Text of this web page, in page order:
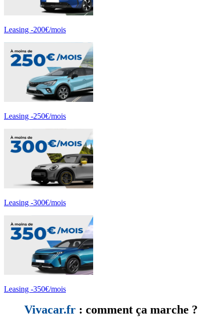
Leasing -200€/mois
Leasing -250€/mois
Leasing -300€/mois
Leasing -350€/mois
Vivacar.fr : comment ça marche ?